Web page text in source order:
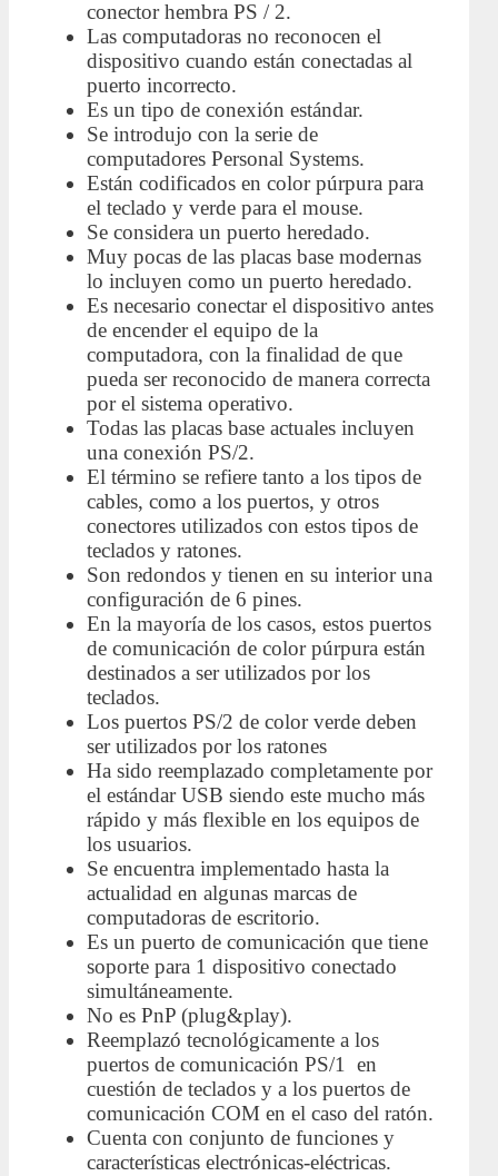
conector hembra PS / 2.
Las computadoras no reconocen el
dispositivo cuando están conectadas al
puerto incorrecto.
Es un tipo de conexión estándar.
Se introdujo con la serie de
computadores Personal Systems.
Están codificados en color púrpura para
el teclado y verde para el mouse.
Se considera un puerto heredado.
Muy pocas de las placas base modernas
lo incluyen como un puerto heredado.
Es necesario conectar el dispositivo antes
de encender el equipo de la
computadora, con la finalidad de que
pueda ser reconocido de manera correcta
por el sistema operativo.
Todas las placas base actuales incluyen
una conexión PS/2.
El término se refiere tanto a los tipos de
cables, como a los puertos, y otros
conectores utilizados con estos tipos de
teclados y ratones.
Son redondos y tienen en su interior una
configuración de 6 pines.
En la mayoría de los casos, estos puertos
de comunicación de color púrpura están
destinados a ser utilizados por los
teclados.
Los puertos PS/2 de color verde deben
ser utilizados por los ratones
Ha sido reemplazado completamente por
el estándar USB siendo este mucho más
rápido y más flexible en los equipos de
los usuarios.
Se encuentra implementado hasta la
actualidad en algunas marcas de
computadoras de escritorio.
Es un puerto de comunicación que tiene
soporte para 1 dispositivo conectado
simultáneamente.
No es PnP (plug&play).
Reemplazó tecnológicamente a los
puertos de comunicación PS/1 en
cuestión de teclados y a los puertos de
comunicación COM en el caso del ratón.
Cuenta con conjunto de funciones y
características electrónicas-eléctricas.